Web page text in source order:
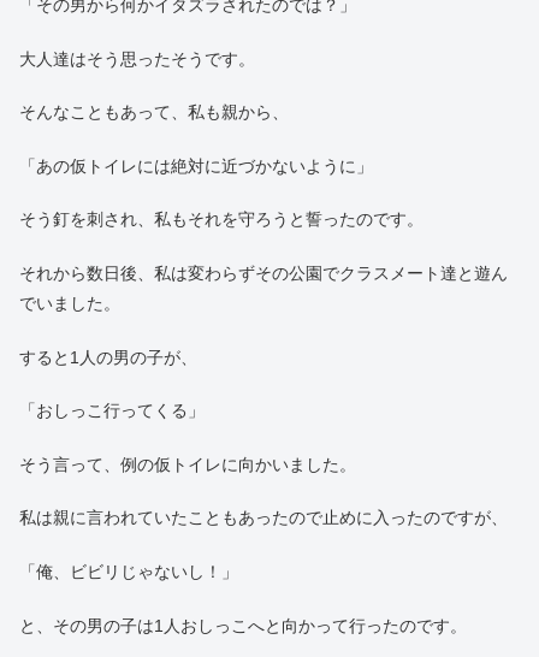
「その男から何かイタズラされたのでは？」
大人達はそう思ったそうです。
そんなこともあって、私も親から、
「あの仮トイレには絶対に近づかないように」
そう釘を刺され、私もそれを守ろうと誓ったのです。
それから数日後、私は変わらずその公園でクラスメート達と遊ん
でいました。
すると1人の男の子が、
「おしっこ行ってくる」
そう言って、例の仮トイレに向かいました。
私は親に言われていたこともあったので止めに入ったのですが、
「俺、ビビリじゃないし！」
と、その男の子は1人おしっこへと向かって行ったのです。